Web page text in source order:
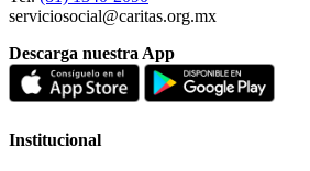
serviciosocial@caritas.org.mx
Descarga nuestra App
Institucional